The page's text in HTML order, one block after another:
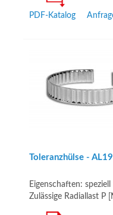
PDF-Katalog
Toleranzhülse -
Eigenschaften:
Zulässige Radiallast P